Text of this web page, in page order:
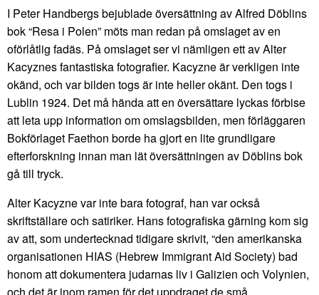
I Peter Handbergs bejublade översättning av Alfred Döblins
bok “Resa i Polen” möts man redan på omslaget av en
oförlåtlig fadäs. På omslaget ser vi nämligen ett av Alter
Kacyznes fantastiska fotografier. Kacyzne är verkligen inte
okänd, och var bilden togs är inte heller okänt. Den togs i
Lublin 1924. Det må hända att en översättare lyckas förbise
att leta upp information om omslagsbilden, men förläggaren
Bokförlaget Faethon borde ha gjort en lite grundligare
efterforskning innan man lät översättningen av Döblins bok
gå till tryck.
Alter Kacyzne var inte bara fotograf, han var också
skriftställare och satiriker. Hans fotografiska gärning kom sig
av att, som undertecknad tidigare skrivit, “den amerikanska
organisationen HIAS (Hebrew Immigrant Aid Society) bad
honom att dokumentera judarnas liv i Galizien och Volynien,
och det är inom ramen för det uppdraget de små